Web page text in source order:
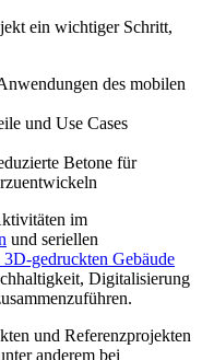
ein wichtiger Schritt,
des mobilen
und Use Cases
Betone für
im
und seriellen
3D‑gedruckten Gebäude
Digitalisierung
und Referenzprojekten
anderem bei